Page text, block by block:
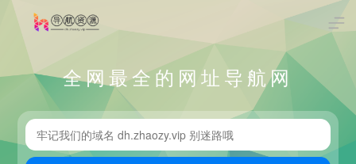
全网最全的网址导航网